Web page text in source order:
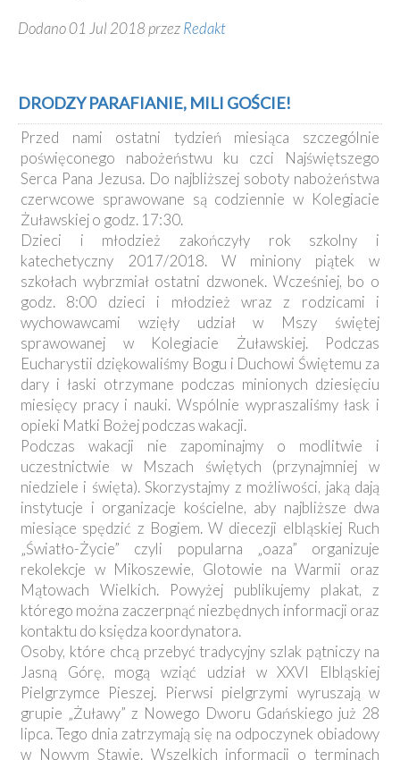
Dodano 01 Jul 2018 przezRedakt
DRODZY PARAFIANIE, MILI GOŚCIE!
Przed nami ostatni tydzień miesiąca szczególnie
poświęconego nabożeństwu ku czci Najświętszego
Serca Pana Jezusa. Do najbliższej soboty nabożeństwa
czerwcowe sprawowane są codziennie w Kolegiacie
Żuławskiej o godz. 17:30.
Dzieci i młodzież zakończyły rok szkolny i
katechetyczny 2017/2018. W miniony piątek w
szkołach wybrzmiał ostatni dzwonek. Wcześniej, bo o
godz. 8:00 dzieci i młodzież wraz z rodzicami i
wychowawcami wzięły udział w Mszy świętej
sprawowanej w Kolegiacie Żuławskiej. Podczas
Eucharystii dziękowaliśmy Bogu i Duchowi Świętemu za
dary i łaski otrzymane podczas minionych dziesięciu
miesięcy pracy i nauki. Wspólnie wypraszaliśmy łask i
opieki Matki Bożej podczas wakacji.
Podczas wakacji nie zapominajmy o modlitwie i
uczestnictwie w Mszach świętych (przynajmniej w
niedziele i święta). Skorzystajmy z możliwości, jaką dają
instytucje i organizacje kościelne, aby najbliższe dwa
miesiące spędzić z Bogiem. W diecezji elbląskiej Ruch
„Światło-Życie” czyli popularna „oaza” organizuje
rekolekcje w Mikoszewie, Glotowie na Warmii oraz
Mątowach Wielkich. Powyżej publikujemy plakat, z
którego można zaczerpnąć niezbędnych informacji oraz
kontaktu do księdza koordynatora.
Osoby, które chcą przebyć tradycyjny szlak pątniczy na
Jasną Górę, mogą wziąć udział w XXVI Elbląskiej
Pielgrzymce Pieszej. Pierwsi pielgrzymi wyruszają w
grupie „Żuławy” z Nowego Dworu Gdańskiego już 28
lipca. Tego dnia zatrzymają się na odpoczynek obiadowy
w Nowym Stawie. Wszelkich informacji o terminach